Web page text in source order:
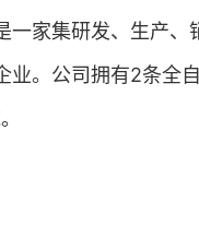
一家集研发、生产、
业。公司拥有2条全自